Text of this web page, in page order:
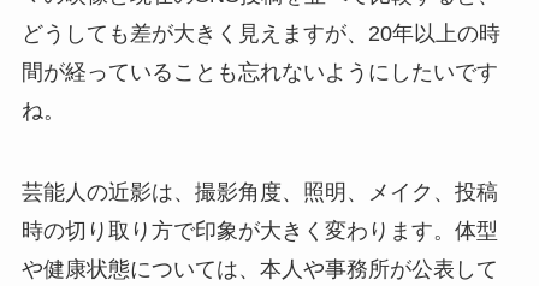
どうしても差が大きく見えますが、20年以上の時
間が経っていることも忘れないようにしたいです
ね。
芸能人の近影は、撮影角度、照明、メイク、投稿
時の切り取り方で印象が大きく変わります。体型
や健康状態については、本人や事務所が公表して